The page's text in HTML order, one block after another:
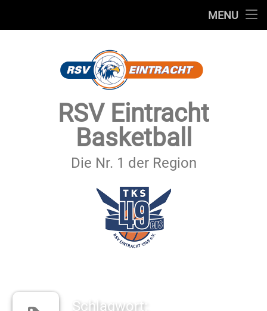
MENU
SECHSTER MANN
IMPRESSUM & DATENSCHUTZ
RSV Eintracht
Basketball
Die Nr. 1 der Region
Schlagwort: